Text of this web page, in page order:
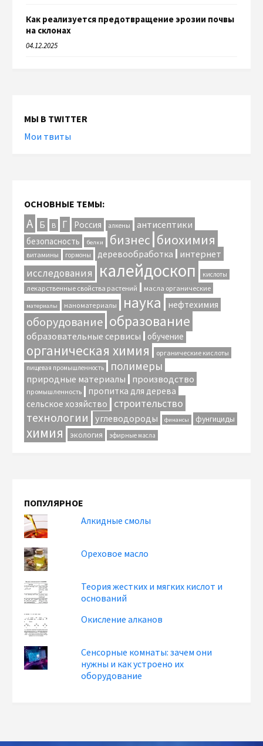
Как реализуется предотвращение эрозии почвы
на склонах
04.12.2025
МЫ В TWITTER
Мои твиты
ОСНОВНЫЕ ТЕМЫ:
А Б В Г Россия алкены антисептики
безопасность белки бизнес биохимия
витамины гормоны деревообработка интернет
исследования калейдоскоп кислоты
лекарственные свойства растений масла органические
материалы наноматериалы наука нефтехимия
оборудование образование
образовательные сервисы обучение
органическая химия органические кислоты
пищевая промышленность полимеры
природные материалы производство
промышленность
пропитка для дерева
сельское хозяйство
строительство
технологии углеводороды финансы фунгициды
химия экология эфирные масла
ПОПУЛЯРНОЕ
Алкидные смолы
Ореховое масло
Теория жестких и мягких кислот и
оснований
Окисление алканов
Сенсорные комнаты: зачем они
нужны и как устроено их
оборудование